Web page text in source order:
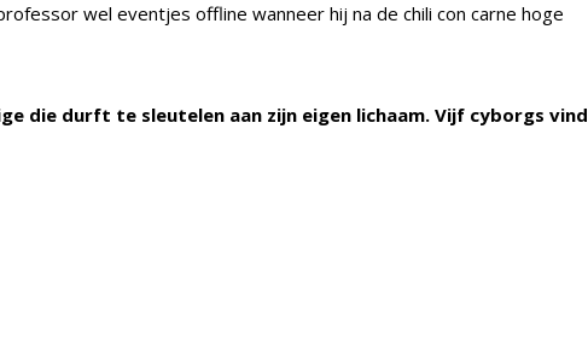
wel eventjes offline wanneer hij na de chili con carne hoge
die durft te sleutelen aan zijn eigen lichaam. Vijf cyborgs vind